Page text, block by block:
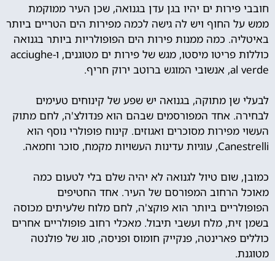
חובבי פירות ים יהיו בגן עדן בגנואה, שכן העיר ממוקמת
ממש על החוף ויש לה גישה לכמה מפירות הים הטריים ביותר
באיטליה. כמה ממנות פירות הים הפופולריות ביותר בגנואה
כוללות פריטו מיסטו, מגש של פירות ים מטוגנים, ו-acciughe
al verde, אנשובי המוגש ברוטב ירוק חריף.
לבעלי שן מתוקה, בגנואה יש שפע של קינוחים טעימים
לבחירה. אחד המפורסמים שבהם הוא פנדולצ'ה, לחם מתוק
העשוי מפירות מסוכרים ואגוזים. קינוח פופולרי נוסף הוא
Canestrelli, עוגיות עדינות העשויות מקמח, סוכר וחמאה.
כמובן, שום טיול לגנואה לא יהיה שלם בלי לטעום כמה
מאוכל הרחוב המפורסם של העיר. אחד החטיפים
הפופולריים ביותר הוא פוקצ'ה, לחם מלוח שלעיתים מכוסה
בשמן זית, מלח ועשבי תיבול. מאכלי רחוב פופולריים אחרים
כוללים פארינטה, פנקייק חומוס ופניסה, סוג של פולנטה
מטוגנת.